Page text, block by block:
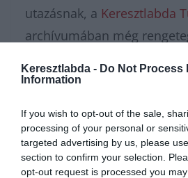
Keresztlabda - Do Not Process
Information
If you wish to opt-out of the sale,
processing of your personal or
targeted advertising by us, please
section to confirm your selection.
opt-out request is processed you
utazásnak, a Keresztlabda
archívumában még
eredményt, csatlakozz a
legszebb hazai tájakat a
barangolás után pedig a
YouTube csatorna